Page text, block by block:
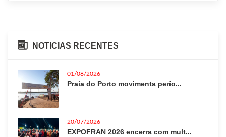
NOTICIAS RECENTES
01/08/2026
Praia do Porto movimenta perío...
20/07/2026
EXPOFRAN 2026 encerra com mult...